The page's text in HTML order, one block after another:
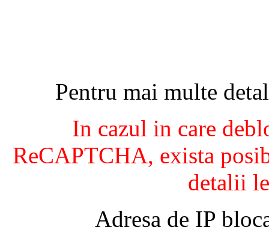
Pentru mai multe
In cazul in care
ReCAPTCHA, exista
detalii
Adresa de IP